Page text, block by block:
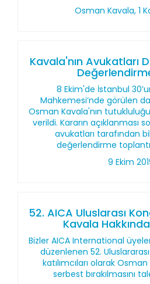
Osman Kavala, 1
Kavala'nın Avukatları
8 Ekim'de İstanbul
Mahkemesi’nde görülen
Osman Kavala'nın
verildi. Kararın açıklanması
avukatları tarafından
değerlendirme
9 Ekim
52. AICA Uluslarası
Kavala
Bizler AICA International
düzenlenen 52.
katılımcıları olarak
serbest bırakılmasını